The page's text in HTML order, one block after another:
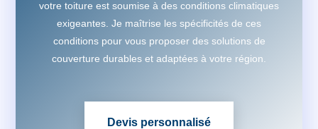
votre toiture est soumise à des conditions climatiques
exigeantes. Je maîtrise les spécificités de ces
conditions pour vous proposer des solutions de
couverture durables et adaptées à votre région.
Devis personnalisé